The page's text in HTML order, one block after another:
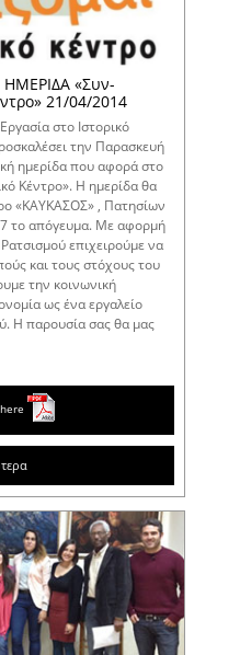
«Συν-
21/04/2014
στο Ιστορικό
την Παρασκευή
ημερίδα που αφορά στο
Κέντρο». Η ημερίδα θα
«ΚΑΥΚΑΣΟΣ» , Πατησίων
το απόγευμα. Με αφορμή
επιχειρούμε να
και τους στόχους του
την κοινωνική
ως ένα εργαλείο
Η παρουσία σας θα μας